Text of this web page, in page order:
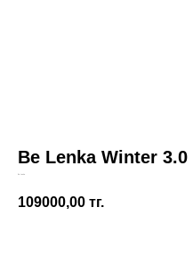
Be Lenka Winter
109000,00 тг.